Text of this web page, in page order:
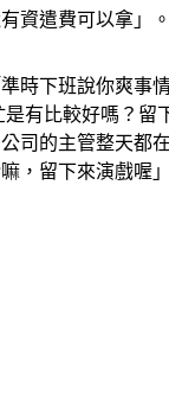
資遣費可以拿」。
時下班說你爽事
有比較好嗎？留
司的主管整天都
，留下來演戲喔